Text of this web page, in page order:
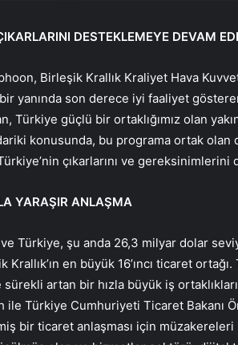
DESTEKLEMEYE DEVAM
Birleşik Krallık Kraliyet Hava
yanında son derece iyi faaliyet
Türkiye güçlü bir ortaklığımız olan
konusunda, bu programa ortak olan
çıkarlarını ve
YARAŞIR ANLAŞMA
Türkiye, şu anda 26,3 milyar dolar
en büyük 16’ıncı ticaret
artan bir hızla büyük iş
ile Türkiye Cumhuriyeti Ticaret Bakanı
bir ticaret anlaşması için müzakereleri